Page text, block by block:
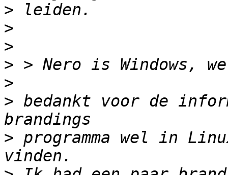
>
>
>
>
>
> bedankt voor de
> programma wel in